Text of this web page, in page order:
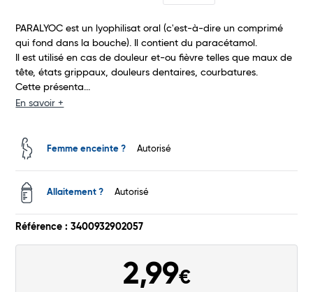
PARALYOC est un lyophilisat oral (c'est-à-dire un comprimé
qui fond dans la bouche). Il contient du paracétamol.
Il est utilisé en cas de douleur et-ou fièvre telles que maux de
tête, états grippaux, douleurs dentaires, courbatures.
Cette présenta...
En savoir +
Femme enceinte ? Autorisé
Allaitement ? Autorisé
Référence : 3400932902057
2,99€